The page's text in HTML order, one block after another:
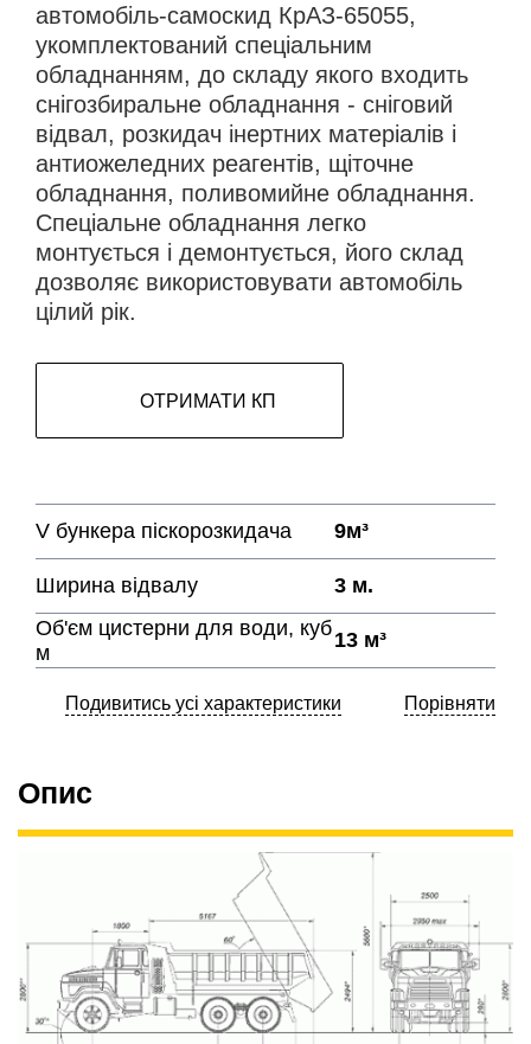
автомобіль-самоскид КрАЗ-65055,
укомплектований спеціальним
обладнанням, до складу якого входить
снігозбиральне обладнання - сніговий
відвал, розкидач інертних матеріалів і
антиожеледних реагентів, щіточне
обладнання, поливомийне обладнання.
Спеціальне обладнання легко
монтується і демонтується, його склад
дозволяє використовувати автомобіль
цілий рік.
ОТРИМАТИ КП
V бункера піскорозкидача 9м³
Ширина відвалу
3 м.
Об'єм цистерни для води, куб
м
13 м³
Подивитись усі характеристики Порівняти
Опис